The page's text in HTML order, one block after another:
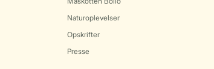
Naturoplevelser
Opskrifter
Presse